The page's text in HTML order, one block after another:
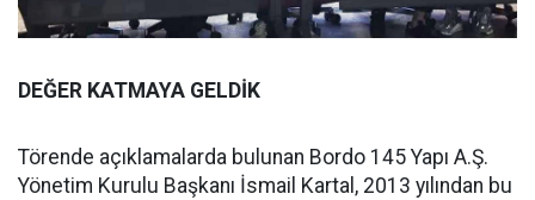
DEĞER KATMAYA GELDİK
Törende açıklamalarda bulunan Bordo 145 Yapı A.Ş.
Yönetim Kurulu Başkanı İsmail Kartal, 2013 yılından bu